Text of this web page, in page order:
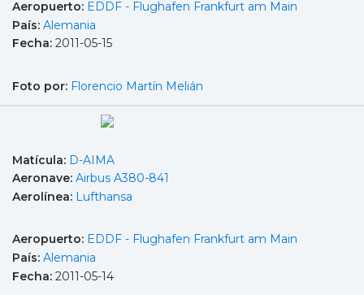
Aeropuerto: EDDF - Flughafen Frankfurt am Main
País: Alemania
Fecha: 2011-05-15
Foto por: Florencio Martín Melián
Matícula: D-AIMA
Aeronave: Airbus A380-841
Aerolínea: Lufthansa
Aeropuerto: EDDF - Flughafen Frankfurt am Main
País: Alemania
Fecha: 2011-05-14